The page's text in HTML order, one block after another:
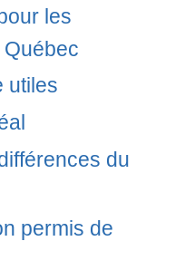
les
utiles
du
permis de